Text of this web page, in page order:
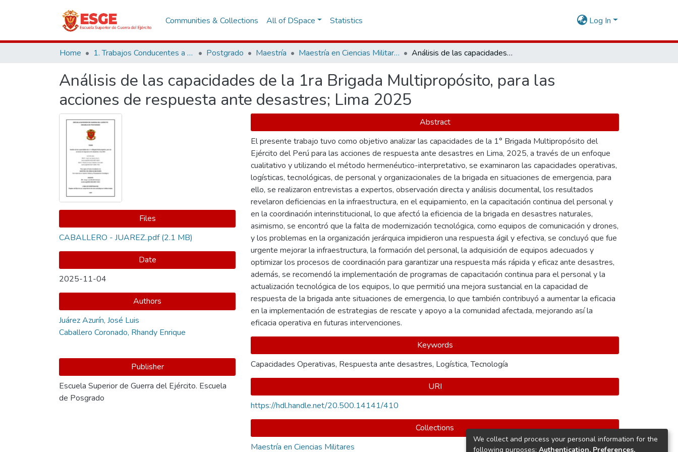
Communities & Collections All of DSpace Statistics Log In
Home 1. Trabajos Conducentes a Grados y Títulos Postgrado Maestría Maestría en Ciencias Militares Análisis de las capacidades de la 1ra Brigada Multipropósito, para las acciones de respuesta ante desastres; Lima 2025
Análisis de las capacidades de la 1ra Brigada Multipropósito, para las
acciones de respuesta ante desastres; Lima 2025
Files
CABALLERO - JUAREZ..pdf(2.1 MB)
Date
2025-11-04
Authors
Juárez Azurín, José Luis
Caballero Coronado, Rhandy Enrique
Publisher
Escuela Superior de Guerra del Ejército. Escuela
de Posgrado
Abstract
El presente trabajo tuvo como objetivo analizar las capacidades de la 1° Brigada Multipropósito del
Ejército del Perú para las acciones de respuesta ante desastres en Lima, 2025, a través de un enfoque
cualitativo y utilizando el método hermenéutico-interpretativo, se examinaron las capacidades operativas,
logísticas, tecnológicas, de personal y organizacionales de la brigada en situaciones de emergencia, para
ello, se realizaron entrevistas a expertos, observación directa y análisis documental, los resultados
revelaron deficiencias en la infraestructura, en el equipamiento, en la capacitación continua del personal y
en la coordinación interinstitucional, lo que afectó la eficiencia de la brigada en desastres naturales,
asimismo, se encontró que la falta de modernización tecnológica, como equipos de comunicación y drones,
y los problemas en la organización jerárquica impidieron una respuesta ágil y efectiva, se concluyó que fue
urgente mejorar la infraestructura, la formación del personal, la adquisición de equipos adecuados y
optimizar los procesos de coordinación para garantizar una respuesta más rápida y eficaz ante desastres,
además, se recomendó la implementación de programas de capacitación continua para el personal y la
actualización tecnológica de los equipos, lo que permitió una mejora sustancial en la capacidad de
respuesta de la brigada ante situaciones de emergencia, lo que también contribuyó a aumentar la eficacia
en la implementación de estrategias de rescate y apoyo a la comunidad afectada, mejorando así la
eficacia operativa en futuras intervenciones.
Keywords
Capacidades Operativas, Respuesta ante desastres, Logística,Tecnología
URI
https://hdl.handle.net/20.500.14141/410
Collections
Maestría en Ciencias Militares
We collect and process your personal information for the
following purposes: Authentication, Preferences,